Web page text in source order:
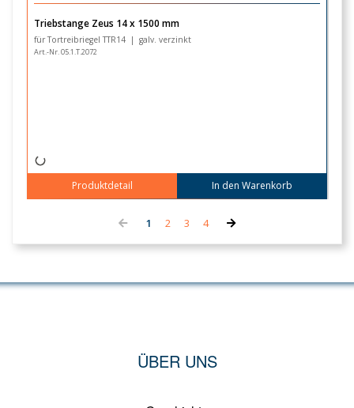
Triebstange Zeus 14 x 1500 mm
für Tortreibriegel TTR14 | galv. verzinkt
Art.-Nr. 05.1.T.2072
Produktdetail In den Warenkorb
ÜBER UNS